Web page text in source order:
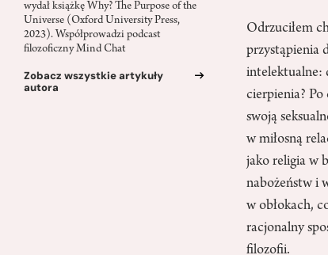
wydał książkę Why? The Purpose of the
Universe (Oxford University Press,
2023). Współprowadzi podcast
filozoficzny Mind Chat
Zobacz wszystkie artykuły
autora
Odrzuciłem
przystąpienia
intelektualne:
cierpienia? Po
swoją
w miłosną
jako religia w
nabożeństw i
w obłokach,
racjonalny
filozofii.